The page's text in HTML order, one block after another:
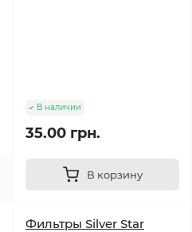
В наличии
35.00 грн.
В корзину
Фильтры Silver Star